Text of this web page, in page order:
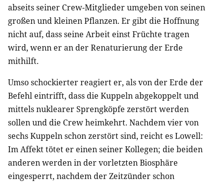
abseits seiner Crew-Mitglieder umgeben von seinen
großen und kleinen Pflanzen. Er gibt die Hoffnung
nicht auf, dass seine Arbeit einst Früchte tragen
wird, wenn er an der Renaturierung der Erde
mithilft.
Umso schockierter reagiert er, als von der Erde der
Befehl eintrifft, dass die Kuppeln abgekoppelt und
mittels nuklearer Sprengköpfe zerstört werden
sollen und die Crew heimkehrt. Nachdem vier von
sechs Kuppeln schon zerstört sind, reicht es Lowell:
Im Affekt tötet er einen seiner Kollegen; die beiden
anderen werden in der vorletzten Biosphäre
eingesperrt, nachdem der Zeitzünder schon